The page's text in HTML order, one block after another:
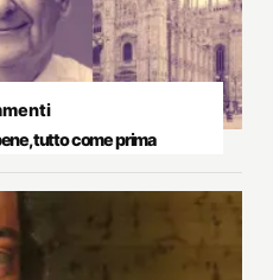
tutto come prima